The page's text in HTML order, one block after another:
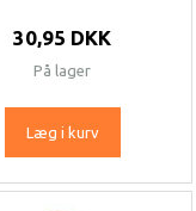
30,95 DKK
På lager
Læg i kurv